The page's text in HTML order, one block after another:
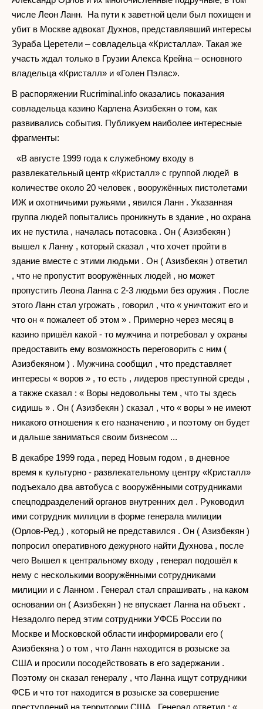
числе Леон Ланн. На пути к заветной цели был похищен и
убит в Москве адвокат Духнов, представлявший интересы
Зураба Церетели – совладельца «Кристалла». Такая же
участь ждал только в Грузии Алекса Крейна – основного
владельца «Кристалл» и «Голен Пэлас».
В распоряжении Rucriminal.info оказались показания
совладельца казино Карлена Азизбекян о том, как
развивались события. Публикуем наиболее интересные
фрагменты:
«В августе 1999 года к служебному входу в
развлекательный центр «Кристалл» с группой людей в
количестве около 20 человек , вооружённых пистолетами
ИЖ и охотничьими ружьями , явился Ланн . Указанная
группа людей попытались проникнуть в здание , но охрана
их не пустила , началась потасовка . Он ( Азизбекян )
вышел к Ланну , который сказал , что хочет пройти в
здание вместе с этими людьми . Он ( Азизбекян ) ответил
, что не пропустит вооружённых людей , но может
пропустить Леона Ланна с 2-3 людьми без оружия . После
этого Ланн стал угрожать , говорил , что « уничтожит его и
что он « пожалеет об этом » . Примерно через месяц в
казино пришёл какой - то мужчина и потребовал у охраны
предоставить ему возможность переговорить с ним (
Азизбекяном ) . Мужчина сообщил , что представляет
интересы « воров » , то есть , лидеров преступной среды ,
а также сказал : « Воры недовольны тем , что ты здесь
сидишь » . Он ( Азизбекян ) сказал , что « воры » не имеют
никакого отношения к его назначению , и поэтому он будет
и дальше заниматься своим бизнесом ...
В декабре 1999 года , перед Новым годом , в дневное
время к культурно - развлекательному центру «Кристалл»
подъехало два автобуса с вооружёнными сотрудниками
спецподразделений органов внутренних дел . Руководил
ими сотрудник милиции в форме генерала милиции
(Орлов-Ред.) , который не представился . Он ( Азизбекян )
попросил оперативного дежурного найти Духнова , после
чего Вышел к центральному входу , генерал подошёл к
нему с несколькими вооружёнными сотрудниками
милиции и с Ланном . Генерал стал спрашивать , на каком
основании он ( Азизбекян ) не впускает Ланна на объект .
Незадолго перед этим сотрудники УФСБ России по
Москве и Московской области информировали его (
Азизбекяна ) о том , что Ланн находится в розыске за
США и просили посодействовать в его задержании .
Поэтому он сказал генералу , что Ланна ищут сотрудники
ФСБ и что тот находится в розыске за совершение